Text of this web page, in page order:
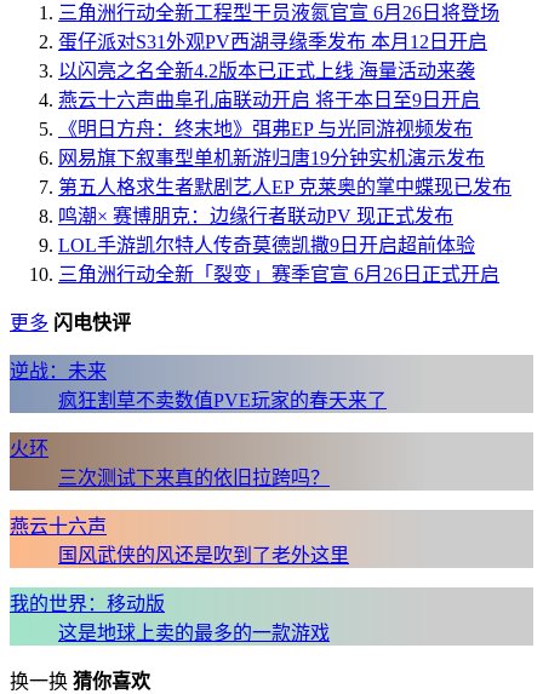
三角洲行动全新工程型干员液氮官宣 6月26日将登场
蛋仔派对S31外观PV西湖寻缘季发布 本月12日开启
以闪亮之名全新4.2版本已正式上线 海量活动来袭
燕云十六声曲阜孔庙联动开启 将于本日至9日开启
《明日方舟：终末地》弭弗EP 与光同游视频发布
网易旗下叙事型单机新游归唐19分钟实机演示发布
第五人格求生者默剧艺人EP 克莱奥的掌中蝶现已发布
鸣潮× 赛博朋克：边缘行者联动PV 现正式发布
LOL手游凯尔特人传奇莫德凯撒9日开启超前体验
三角洲行动全新「裂变」赛季官宣 6月26日正式开启
更多 闪电快评
逆战：未来
疯狂割草不卖数值PVE玩家的春天来了
火环
三次测试下来真的依旧拉跨吗？
燕云十六声
国风武侠的风还是吹到了老外这里
我的世界：移动版
这是地球上卖的最多的一款游戏
换一换 猜你喜欢